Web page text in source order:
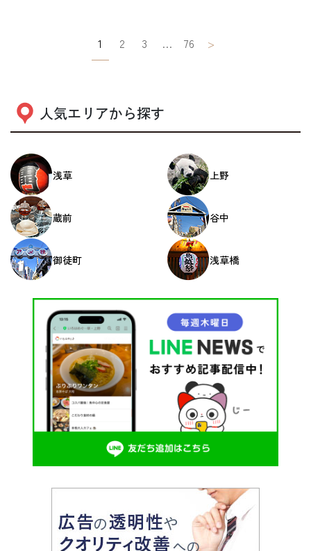
稿
ビ
ゲ
1 2 3 … 76 >
人気エリアから探す
浅草 上野
蔵前 谷中
御徒町 浅草橋